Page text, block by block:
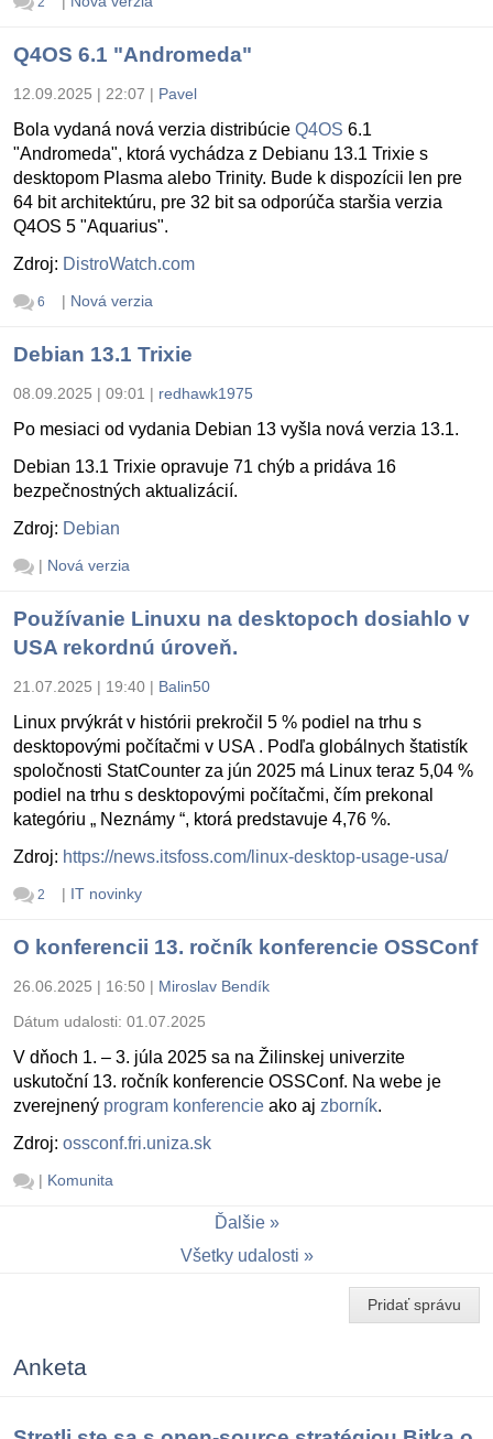
Q4OS 6.1 "Andromeda"
12.09.2025 | 22:07 | Pavel
Bola vydaná nová verzia distribúcie Q4OS 6.1
"Andromeda", ktorá vychádza z Debianu 13.1 Trixie s
desktopom Plasma alebo Trinity. Bude k dispozícii len pre
64 bit architektúru, pre 32 bit sa odporúča staršia verzia
Q4OS 5 "Aquarius".
Zdroj: DistroWatch.com
6 | Nová verzia
Debian 13.1 Trixie
08.09.2025 | 09:01 | redhawk1975
Po mesiaci od vydania Debian 13 vyšla nová verzia 13.1.
Debian 13.1 Trixie opravuje 71 chýb a pridáva 16
bezpečnostných aktualizácií.
Zdroj: Debian
| Nová verzia
Používanie Linuxu na desktopoch dosiahlo v
USA rekordnú úroveň.
21.07.2025 | 19:40 | Balin50
Linux prvýkrát v histórii prekročil 5 % podiel na trhu s
desktopovými počítačmi v USA . Podľa globálnych štatistík
spoločnosti StatCounter za jún 2025 má Linux teraz 5,04 %
podiel na trhu s desktopovými počítačmi, čím prekonal
kategóriu „ Neznámy “, ktorá predstavuje 4,76 %.
Zdroj: https://news.itsfoss.com/linux-desktop-usage-usa/
2 | IT novinky
O konferencii 13. ročník konferencie OSSConf
26.06.2025 | 16:50 | Miroslav Bendík
Dátum udalosti: 01.07.2025
V dňoch 1. – 3. júla 2025 sa na Žilinskej univerzite
uskutoční 13. ročník konferencie OSSConf. Na webe je
zverejnený program konferencie ako aj zborník.
Zdroj: ossconf.fri.uniza.sk
| Komunita
Ďalšie
Všetky udalosti
Pridať správu
Anketa